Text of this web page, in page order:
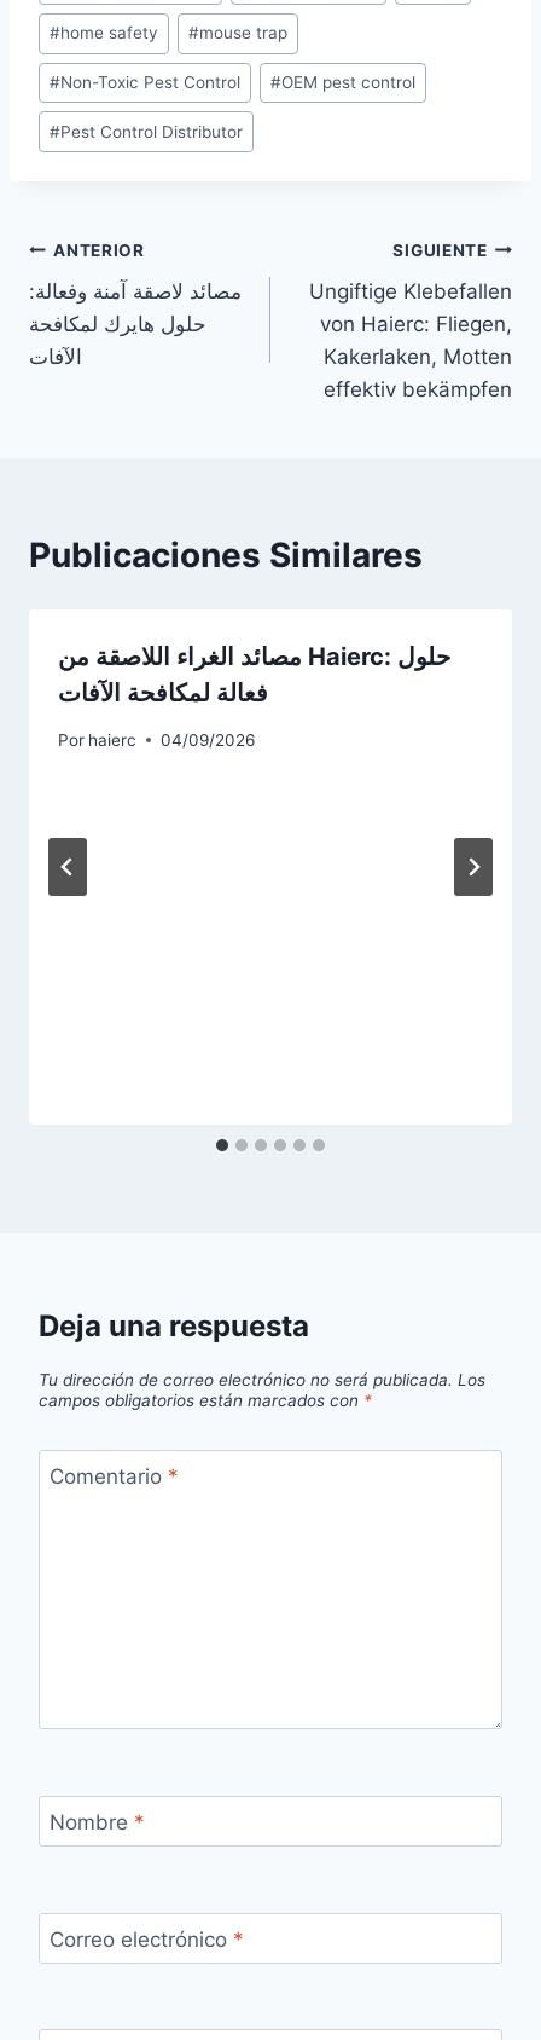
entrada:
#home safety #mouse trap
#Non-Toxic Pest Control #OEM pest control
#Pest Control Distributor
Navegación
de
entradas
ANTERIOR
مصائد لاصقة آمنة وفعالة:
حلول هايرك لمكافحة
الآفات
SIGUIENTE
Ungiftige Klebefallen
von Haierc: Fliegen,
Kakerlaken, Motten
effektiv bekämpfen
Publicaciones Similares
مصائد الغراء اللاصقة من Haierc: حلول
فعالة لمكافحة الآفات
Por haierc 04/09/2026
Deja una respuesta
Tu dirección de correo electrónico no será publicada. Los
campos obligatorios están marcados con *
Comentario *
Nombre *
Correo electrónico *